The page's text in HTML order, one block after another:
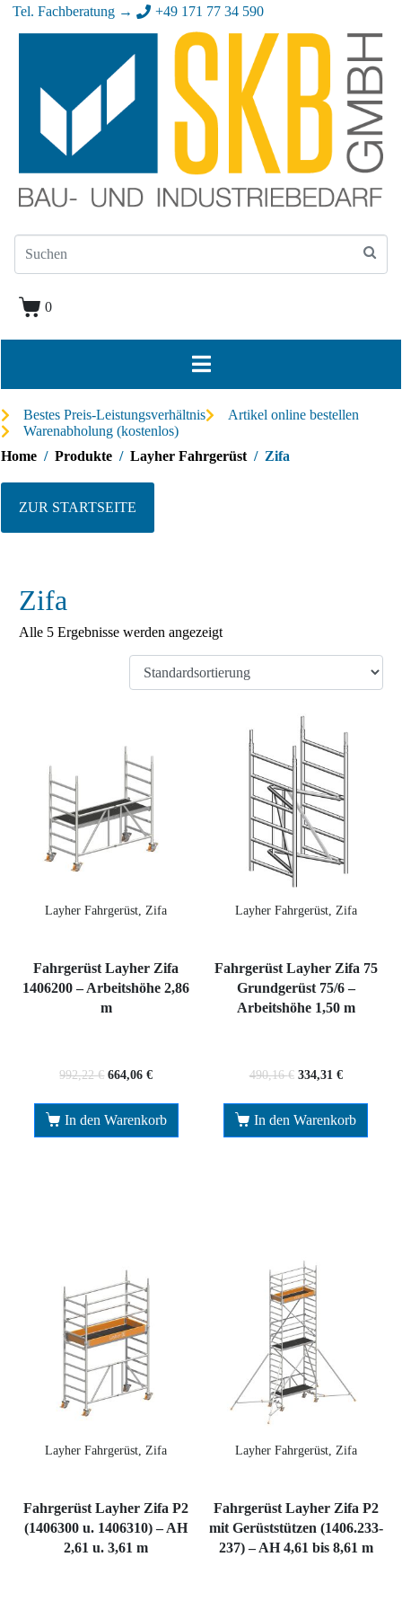
Tel. Fachberatung → +49 171 77 34 590
0
Bestes Preis-Leistungsverhältnis
Artikel online bestellen
Warenabholung (kostenlos)
Home
Produkte Layher Fahrgerüst Zifa
ZUR STARTSEITE
Zifa
Alle 5 Ergebnisse werden angezeigt
Layher Fahrgerüst, Zifa
Fahrgerüst Layher Zifa
1406200 – Arbeitshöhe 2,86
m
992,22€ 664,06€
In den Warenkorb
Layher Fahrgerüst, Zifa
Fahrgerüst Layher Zifa 75
Grundgerüst 75/6 –
Arbeitshöhe 1,50 m
490,16€ 334,31 €
In den Warenkorb
Layher Fahrgerüst, Zifa
Fahrgerüst Layher Zifa P2
(1406300 u. 1406310) – AH
2,61 u. 3,61 m
Layher Fahrgerüst, Zifa
Fahrgerüst Layher Zifa P2
mit Gerüststützen (1406.233-
237) – AH 4,61 bis 8,61 m